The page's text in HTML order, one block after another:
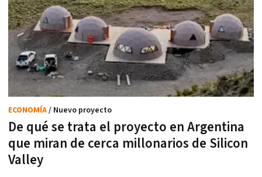
De qué se trata el proyecto en Argentina
que miran de cerca millonarios de Silicon
Valley
ECONOMÍA/ Nuevo proyecto